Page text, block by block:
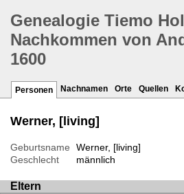
Genealogie Tiemo
Nachkommen von
1600
Personen Nachnamen Orte Quellen
Werner, [living]
Geburtsname
Werner, [living]
Geschlecht
männlich
Eltern